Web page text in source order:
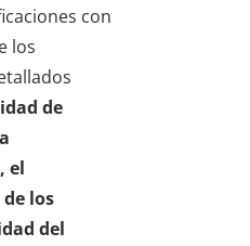
con
los
de
el
los
del